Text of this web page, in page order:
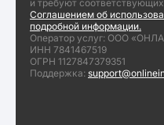
и требуют
Соглашением об
подробной информации.
Оператор услуг: ООО
ИНН 7841467519
ОГРН 1127847379351
Поддержка: